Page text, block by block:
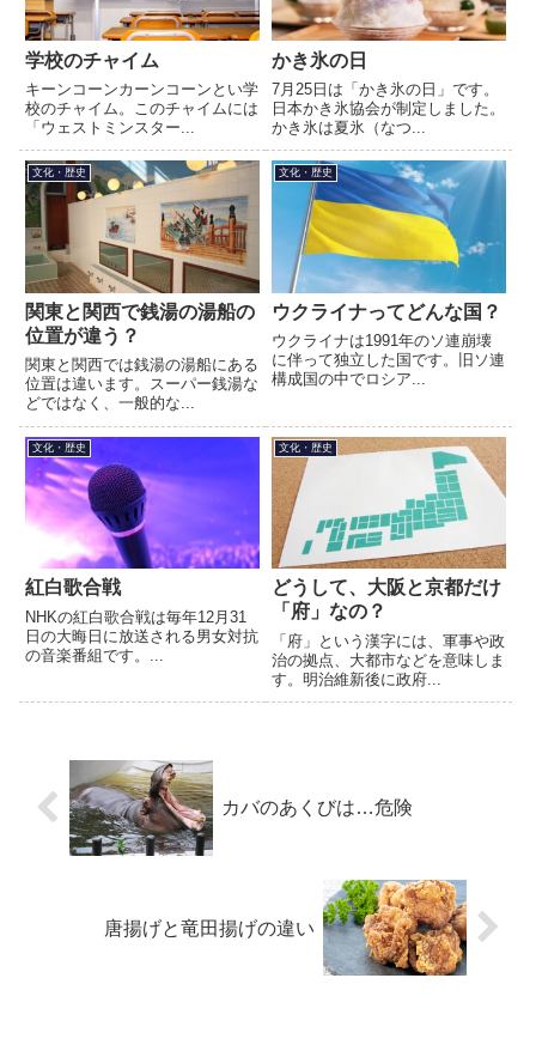
学校のチャイム
キーンコーンカーンコーンとい学
校のチャイム。このチャイムには
「ウェストミンスター...
かき氷の日
7月25日は「かき氷の日」です。
日本かき氷協会が制定しました。
かき氷は夏氷（なつ...
文化・歴史
関東と関西で銭湯の湯船の
位置が違う？
関東と関西では銭湯の湯船にある
位置は違います。スーパー銭湯な
どではなく、一般的な...
文化・歴史
ウクライナってどんな国？
ウクライナは1991年のソ連崩壊
に伴って独立した国です。旧ソ連
構成国の中でロシア...
文化・歴史
紅白歌合戦
NHKの紅白歌合戦は毎年12月31
日の大晦日に放送される男女対抗
の音楽番組です。...
文化・歴史
どうして、大阪と京都だけ
「府」なの？
「府」という漢字には、軍事や政
治の拠点、大都市などを意味しま
す。明治維新後に政府...
カバのあくびは…危険
唐揚げと竜田揚げの違い